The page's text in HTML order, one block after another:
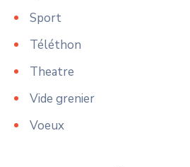
Sport
Téléthon
Theatre
Vide grenier
Voeux